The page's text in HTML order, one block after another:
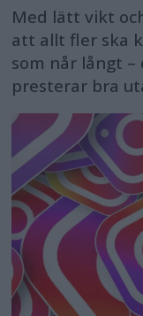
Med lätt vikt
att allt fler ska
som når långt
presterar bra